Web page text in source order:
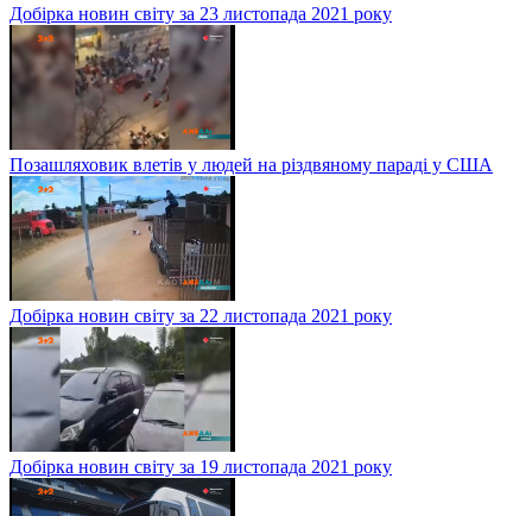
Добірка новин світу за 23 листопада 2021 року
Позашляховик влетів у людей на різдвяному параді у США
Добірка новин світу за 22 листопада 2021 року
Добірка новин світу за 19 листопада 2021 року